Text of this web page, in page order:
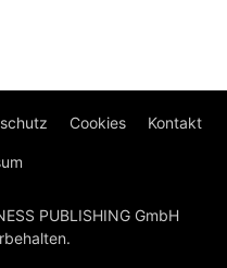
Cookies Kontakt
PUBLISHING GmbH